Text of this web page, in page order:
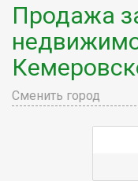
Продажа
Сменить город